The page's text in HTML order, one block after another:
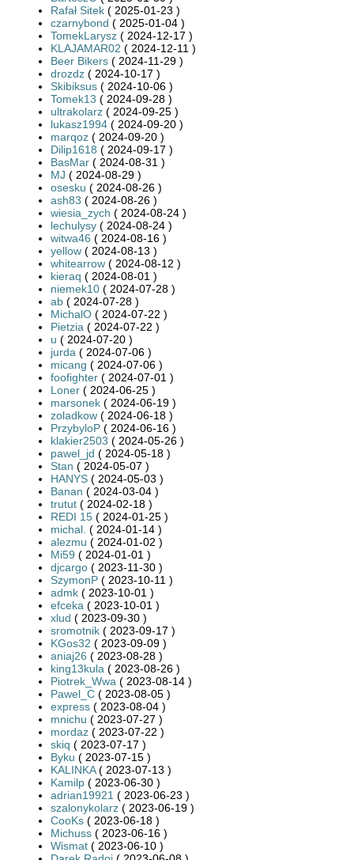
Rafał Sitek ( 2025-01-23 )
czarnybond ( 2025-01-04 )
TomekLarysz ( 2024-12-17 )
KLAJAMAR02 ( 2024-12-11 )
Beer Bikers ( 2024-11-29 )
drozdz ( 2024-10-17 )
Skibiksus ( 2024-10-06 )
Tomek13 ( 2024-09-28 )
ultrakolarz ( 2024-09-25 )
lukasz1994 ( 2024-09-20 )
marqoz ( 2024-09-20 )
Dilip1618 ( 2024-09-17 )
BasMar ( 2024-08-31 )
MJ ( 2024-08-29 )
osesku ( 2024-08-26 )
ash83 ( 2024-08-26 )
wiesia_zych ( 2024-08-24 )
lechulysy ( 2024-08-24 )
witwa46 ( 2024-08-16 )
yellow ( 2024-08-13 )
whitearrow ( 2024-08-12 )
kieraq ( 2024-08-01 )
niemek10 ( 2024-07-28 )
ab ( 2024-07-28 )
MichalO ( 2024-07-22 )
Pietzia ( 2024-07-22 )
u ( 2024-07-20 )
jurda ( 2024-07-06 )
micang ( 2024-07-06 )
foofighter ( 2024-07-01 )
Loner ( 2024-06-25 )
marsonek ( 2024-06-19 )
zoladkow ( 2024-06-18 )
PrzybyloP ( 2024-06-16 )
klakier2503 ( 2024-05-26 )
pawel_jd ( 2024-05-18 )
Stan ( 2024-05-07 )
HANYS ( 2024-05-03 )
Banan ( 2024-03-04 )
trutut ( 2024-02-18 )
REDI 15 ( 2024-01-25 )
michal. ( 2024-01-14 )
alezmu ( 2024-01-02 )
Mi59 ( 2024-01-01 )
djcargo ( 2023-11-30 )
SzymonP ( 2023-10-11 )
admk ( 2023-10-01 )
efceka ( 2023-10-01 )
xlud ( 2023-09-30 )
sromotnik ( 2023-09-17 )
KGos32 ( 2023-09-09 )
aniaj26 ( 2023-08-28 )
king13kula ( 2023-08-26 )
Piotrek_Wwa ( 2023-08-14 )
Pawel_C ( 2023-08-05 )
express ( 2023-08-04 )
mnichu ( 2023-07-27 )
mordaz ( 2023-07-22 )
skiq ( 2023-07-17 )
Byku ( 2023-07-15 )
KALINKA( 2023-07-13 )
Kamilp ( 2023-06-30 )
adrian19921 ( 2023-06-23 )
szalonykolarz ( 2023-06-19 )
CooKs ( 2023-06-18 )
Michuss ( 2023-06-16 )
Wismat ( 2023-06-10 )